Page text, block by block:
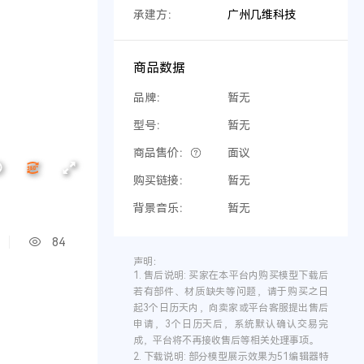
84
承建方： 广州几维科技
商品数据
品牌： 暂无
型号： 暂无
商品售价： 面议
购买链接： 暂无
背景音乐： 暂无
声明：
1.售后说明: 买家在本平台内购买模型下载后
若有部件、材质缺失等问题，请于购买之日
起3个日历天内，向卖家或平台客服提出售后
申请，3个日历天后，系统默认确认交易完
成，平台将不再接收售后等相关处理事项。
2.
下载说明: 部分模型展示效果为51编辑器特